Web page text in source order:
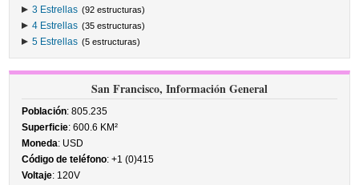
3 Estrellas (92 estructuras)
4 Estrellas (35 estructuras)
5 Estrellas (5 estructuras)
San Francisco, Información General
Población: 805.235
Superficie: 600.6 KM²
Moneda: USD
Código de teléfono: +1 (0)415
Voltaje: 120V